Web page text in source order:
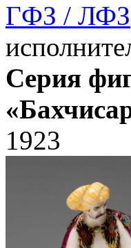
ГФЗ / ЛФЗ
Серия
1923